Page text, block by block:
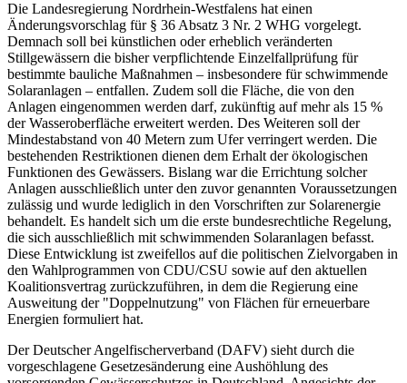
Die Landesregierung Nordrhein-Westfalens hat einen
Änderungsvorschlag für § 36 Absatz 3 Nr. 2 WHG vorgelegt.
Demnach soll bei künstlichen oder erheblich veränderten
Stillgewässern die bisher verpflichtende Einzelfallprüfung für
bestimmte bauliche Maßnahmen – insbesondere für schwimmende
Solaranlagen – entfallen. Zudem soll die Fläche, die von den
Anlagen eingenommen werden darf, zukünftig auf mehr als 15 %
der Wasseroberfläche erweitert werden. Des Weiteren soll der
Mindestabstand von 40 Metern zum Ufer verringert werden. Die
bestehenden Restriktionen dienen dem Erhalt der ökologischen
Funktionen des Gewässers. Bislang war die Errichtung solcher
Anlagen ausschließlich unter den zuvor genannten Voraussetzungen
zulässig und wurde lediglich in den Vorschriften zur Solarenergie
behandelt. Es handelt sich um die erste bundesrechtliche Regelung,
die sich ausschließlich mit schwimmenden Solaranlagen befasst.
Diese Entwicklung ist zweifellos auf die politischen Zielvorgaben in
den Wahlprogrammen von CDU/CSU sowie auf den aktuellen
Koalitionsvertrag zurückzuführen, in dem die Regierung eine
Ausweitung der "Doppelnutzung" von Flächen für erneuerbare
Energien formuliert hat.
Der Deutscher Angelfischerverband (DAFV) sieht durch die
vorgeschlagene Gesetzesänderung eine Aushöhlung des